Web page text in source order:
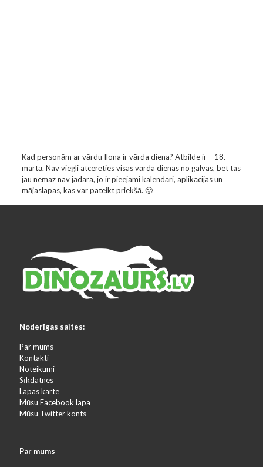
Kad personām ar vārdu Ilona ir vārda diena? Atbilde ir – 18.
martā. Nav viegli atcerēties visas vārda dienas no galvas, bet tas
jau nemaz nav jādara, jo ir pieejami kalendāri, aplikācijas un
mājaslapas, kas var pateikt priekšā. 🙂
Noderīgas saites:
Par mums
Kontakti
Noteikumi
Sīkdatnes
Lapas karte
Mūsu Facebook lapa
Mūsu Twitter konts
Par mums